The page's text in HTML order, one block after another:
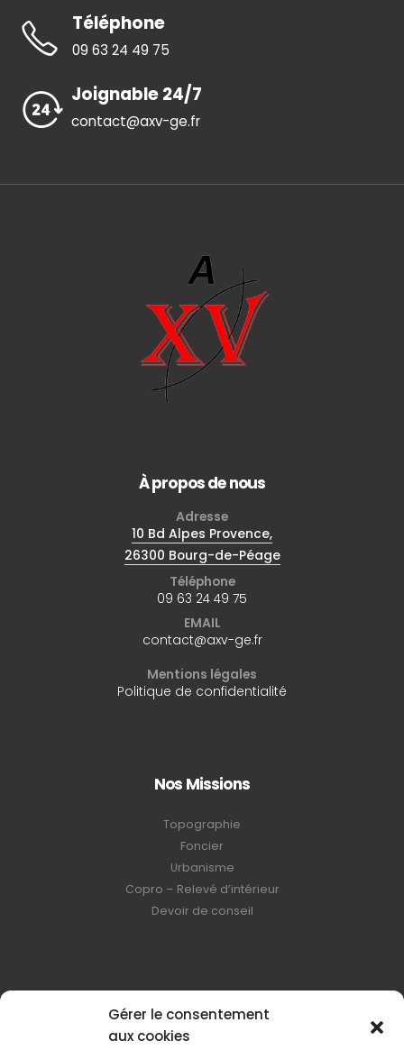
Gérer le consentement
aux cookies
Téléphone
09 63 24 49 75
Joignable 24/7
contact@axv-ge.fr
À propos de nous
Adresse
10 Bd Alpes Provence,
26300 Bourg-de-Péage
Téléphone
09 63 24 49 75
EMAIL
contact@axv-ge.fr
Mentions légales
Politique de confidentialité
Nos Missions
Topographie
Foncier
Urbanisme
Copro – Relevé d’intérieur
Devoir de conseil
Horaires d'ouvertures
Lundi – Jeudi | 8:00 – 17:00